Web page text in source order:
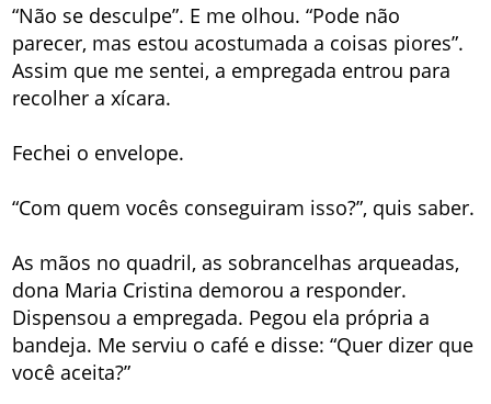
“Não se desculpe”. E me olhou. “Pode não
parecer, mas estou acostumada a coisas piores”.
Assim que me sentei, a empregada entrou para
recolher a xícara.
Fechei o envelope.
“Com quem vocês conseguiram isso?”, quis saber.
As mãos no quadril, as sobrancelhas arqueadas,
dona Maria Cristina demorou a responder.
Dispensou a empregada. Pegou ela própria a
bandeja. Me serviu o café e disse: “Quer dizer que
você aceita?”